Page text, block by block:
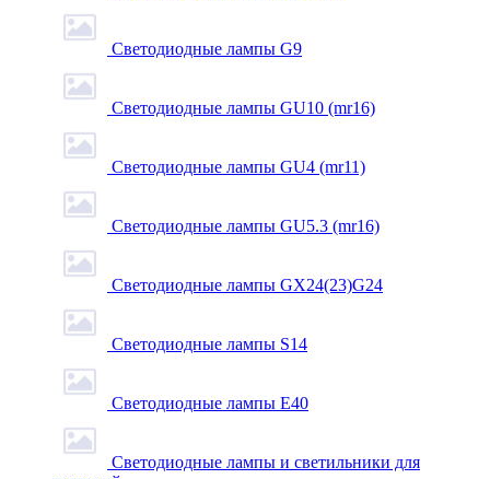
Светодиодные лампы G9
Светодиодные лампы GU10 (mr16)
Светодиодные лампы GU4 (mr11)
Светодиодные лампы GU5.3 (mr16)
Светодиодные лампы GX24(23)G24
Светодиодные лампы S14
Светодиодные лампы Е40
Светодиодные лампы и светильники для